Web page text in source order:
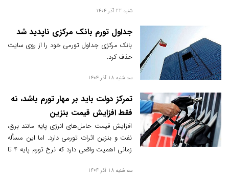
بالاست بلکه افزایشی هم هست.
شنبه 22 آذر 1404
جداول تورم بانک مرکزی ناپدید شد
بانک مرکزی جداول تورمی خود را از روی سایت
حذف کرد.
سه شنبه 18 آذر 1404
تمرکز دولت باید بر مهار تورم باشد، نه
فقط افزایش قیمت بنزین
افزایش قیمت حامل‌های انرژی پایه مانند برق،
نفت و بنزین اثرات تورمی دارد. اما این مسأله
زمانی اهمیت واقعی دارد که نرخ تورم پایه 4 تا
قیمت حامل‌های انرژی می‌تواند باعث رشد
سه شنبه 18 آذر 1404